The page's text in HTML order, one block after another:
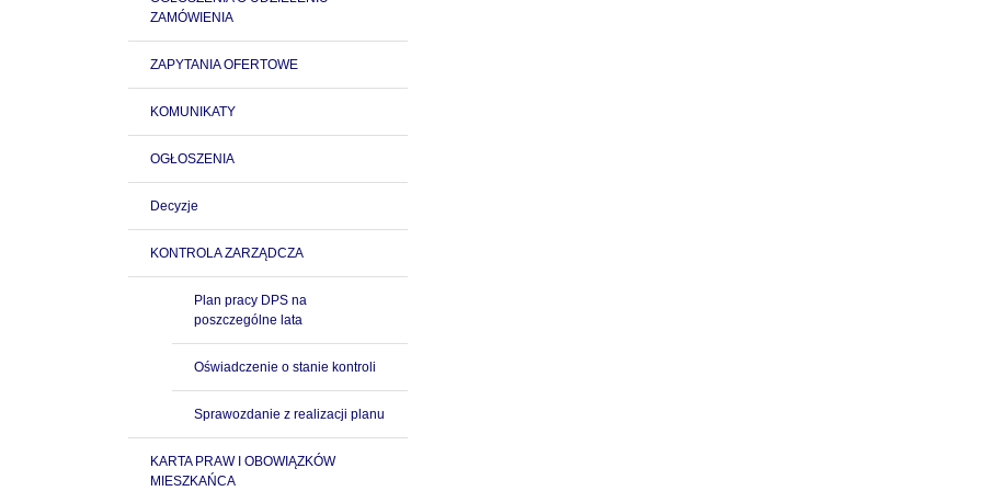
ZAMÓWIENIA
ZAPYTANIA OFERTOWE
KOMUNIKATY
OGŁOSZENIA
Decyzje
KONTROLA ZARZĄDCZA
Plan pracy DPS na
poszczególne lata
Oświadczenie o stanie kontroli
Sprawozdanie z realizacji planu
KARTA PRAW I OBOWIĄZKÓW
MIESZKAŃCA